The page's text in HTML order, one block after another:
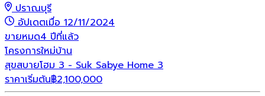
ปราณบุรี
อัปเดตเมื่อ 12/11/2024
ขายหมด4 ปีที่แล้ว
โครงการใหม่บ้าน
สุขสบายโฮม 3 - Suk Sabye Home 3
ราคาเริ่มต้น฿2,100,000